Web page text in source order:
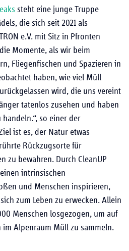
steht eine junge Truppe
die sich seit 2021 als
e.V. mit Sitz in Pfronten
Momente, als wir beim
Fliegenfischen und Spazieren in
haben, wie viel Müll
wird, die uns vereint
tatenlos zusehen und haben
so einer der
ist es, der Natur etwas
Rückzugsorte für
zu bewahren. Durch CleanUP
intrinsischen
und Menschen inspirieren,
zum Leben zu erwecken. Allein
Menschen losgezogen, um auf
Alpenraum Müll zu sammeln.